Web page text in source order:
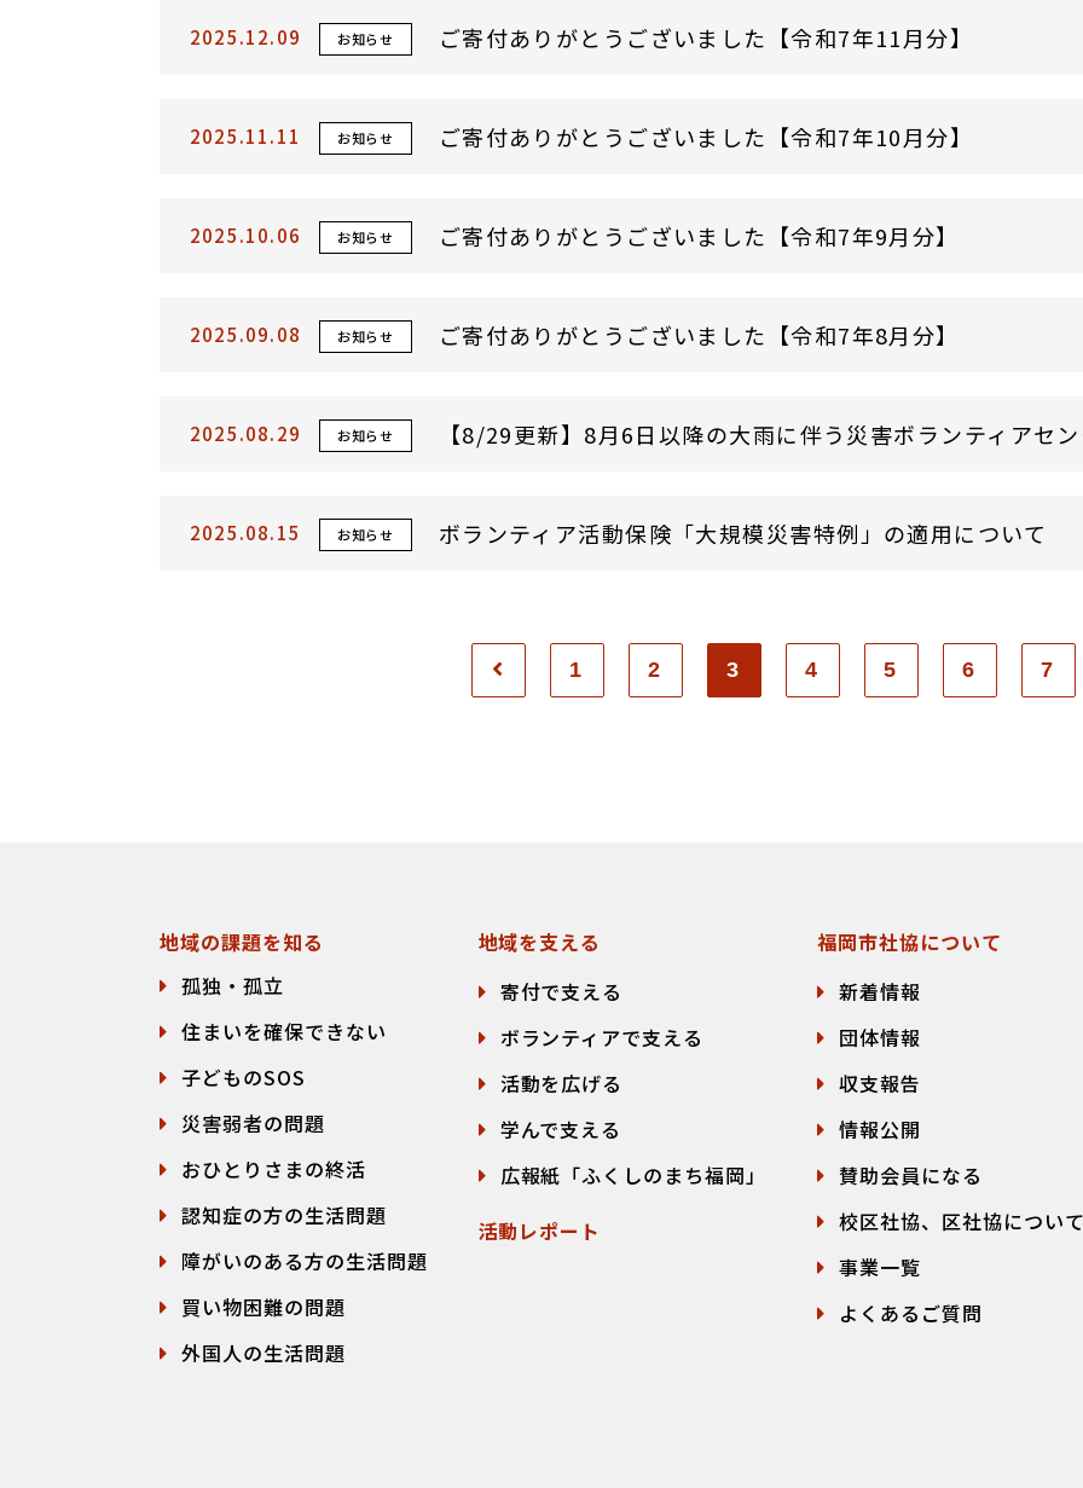
2025.12.09 お知らせ ご寄付ありがとうございました【令和7年11月分】
2025.11.11 お知らせ ご寄付ありがとうございました【令和7年10月分】
2025.10.06 お知らせ ご寄付ありがとうございました【令和7年9月分】
2025.09.08 お知らせ ご寄付ありがとうございました【令和7年8月分】
2025.08.29 お知らせ 【8/29更新】8月6日以降の大雨に伴う災害ボランティアセ
2025.08.15 お知らせ ボランティア活動保険「大規模災害特例」の適用について
1 2 3 4 5 6 7
地域の課題を知る
孤独・孤立
住まいを確保できない
子どものSOS
災害弱者の問題
おひとりさまの終活
認知症の方の生活問題
障がいのある方の生活問題
買い物困難の問題
外国人の生活問題
地域を支える
寄付で支える
ボランティアで支える
活動を広げる
学んで支える
広報紙「ふくしのまち福岡」
活動レポート
福岡市社協について
新着情報
団体情報
収支報告
情報公開
賛助会員になる
校区社協、区社協について
事業一覧
よくあるご質問